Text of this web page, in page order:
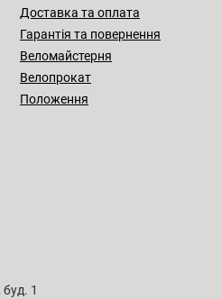
Доставка та оплата
Гарантія та повернення
Веломайстерня
Велопрокат
Положення
1